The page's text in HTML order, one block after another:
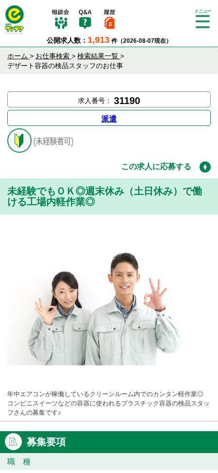
公開求人数： 1,913 件（2026-08-07現在）
Tog
ホーム > お仕事検索 > 検索結果一覧 >
デザート容器の検品スタッフのお仕事
求人番号： 31190
派遣
この求人に応募する
未経験でもＯＫ◎週末休み（土日休み）で働
ける工場内軽作業◎
年中エアコンが稼働しているクリーンルーム内でのカンタン軽作業◎
コンビニスイーツなどの容器に使われるプラスチック容器の検品スタッ
フさんの募集です♪
募集要項
職 種